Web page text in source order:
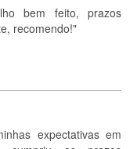
bem feito, prazos
recomendo!"
expectativas em